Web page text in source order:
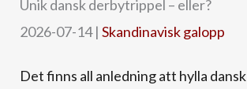
Unik dansk derbytrippel – eller?
2026-07-14| Skandinavisk galopp
Det finns all anledning att hylla dansk